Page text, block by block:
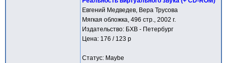
Евгений Медведев, Вера Трусова
Мягкая обложка, 496 стр., 2002 г.
Издательство: БХВ - Петербург
Цена: 176 / 123 р
Статус: Maybe